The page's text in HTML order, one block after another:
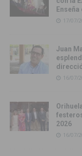
Enseña
17/07/
Juan
16/07/
2026
16/07/